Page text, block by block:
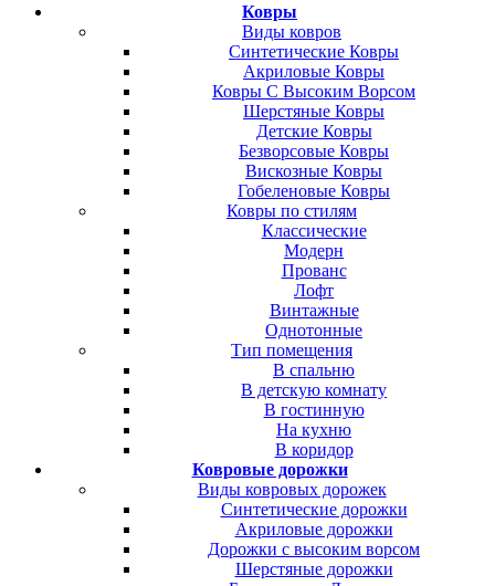
Ковры
Виды ковров
Синтетические Ковры
Акриловые Ковры
Ковры С Высоким Ворсом
Шерстяные Ковры
Детские Ковры
Безворсовые Ковры
Вискозные Ковры
Гобеленовые Ковры
Ковры по стилям
Классические
Модерн
Прованс
Лофт
Винтажные
Однотонные
Тип помещения
В спальню
В детскую комнату
В гостинную
На кухню
В коридор
Ковровые дорожки
Виды ковровых дорожек
Синтетические дорожки
Акриловые дорожки
Дорожки с высоким ворсом
Шерстяные дорожки